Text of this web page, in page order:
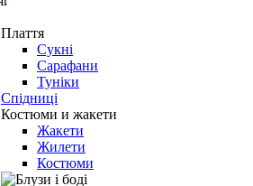
Плаття
Сукні
Сарафани
Туніки
Спідниці
Костюми и жакети
Жакети
Жилети
Костюми